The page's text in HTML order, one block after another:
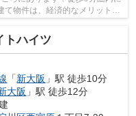
て物件は、経済的なメリットも
トハイツ
「新大阪 」駅 徒歩10分
大阪 」駅 徒歩12分